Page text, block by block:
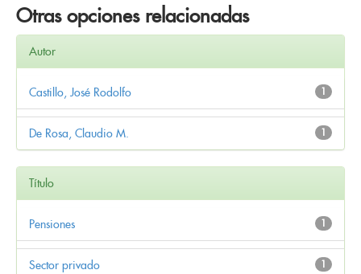
Otras opciones relacionadas
Autor
1
Castillo, José Rodolfo
1
De Rosa, Claudio M.
Título
1
Pensiones
1
Sector privado